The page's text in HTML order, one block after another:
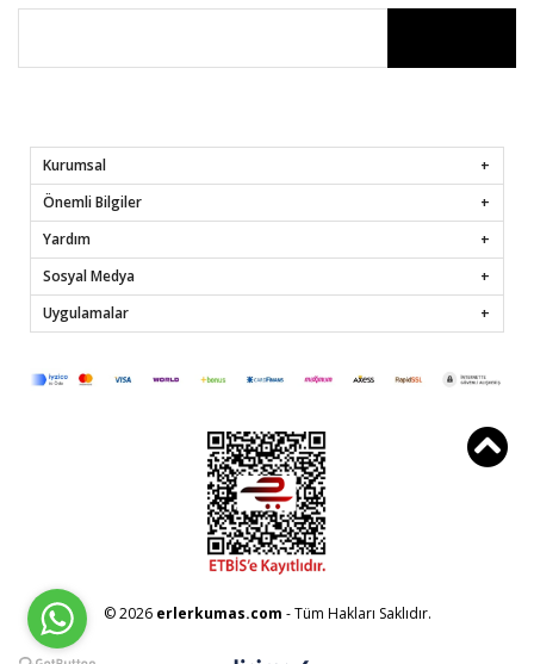
Kurumsal
Önemli Bilgiler
Yardım
Sosyal Medya
Uygulamalar
© 2026 erlerkumas.com - Tüm Hakları Saklıdır.